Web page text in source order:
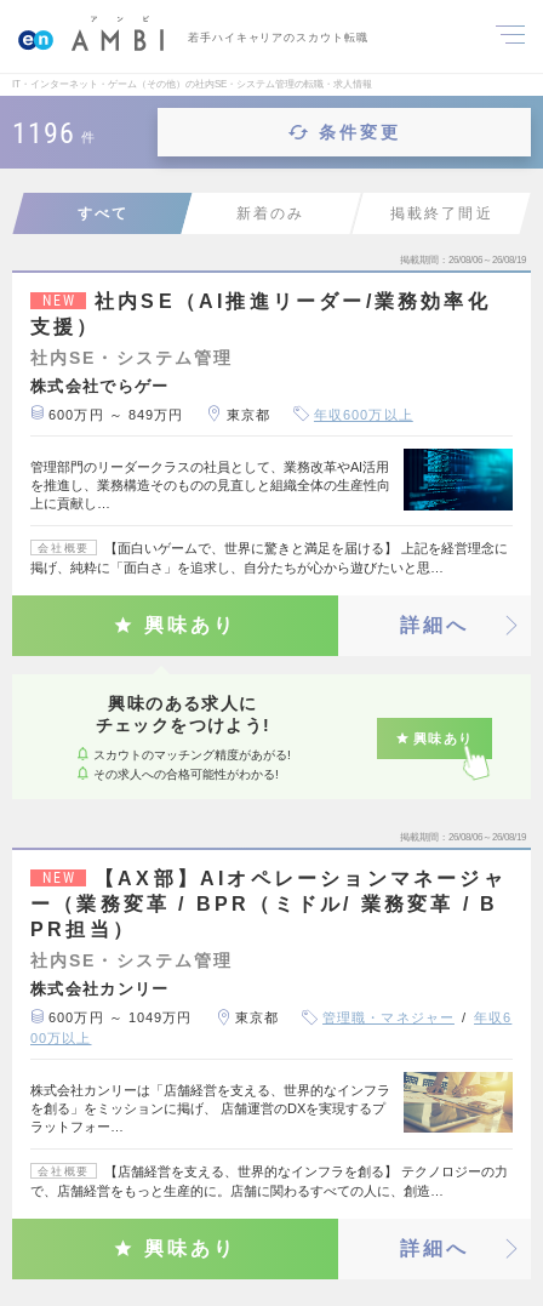
若手ハイキャリアのスカウト転職
IT・インターネット・ゲーム（その他）の社内SE・システム管理の転職・求人情報
1196 件 条件変更
すべて 新着のみ 掲載終了間近
掲載期間 26/08/06～26/08/19
NEW
社内SE（AI推進リーダー/業務効率化
支援）
社内SE・システム管理
株式会社でらゲー
600万円 ～ 849万円 東京都 年収600万以上
管理部門のリーダークラスの社員として、業務改革やAI活用
を推進し、業務構造そのものの見直しと組織全体の生産性向
上に貢献し…
会社概要
【面白いゲームで、世界に驚きと満足を届ける】 上記を経営理念に
掲げ、純粋に「面白さ」を追求し、自分たちが心から遊びたいと思…
興味あり 詳細へ
興味のある求人に
チェックをつけよう!
スカウトのマッチング精度があがる!
その求人への合格可能性がわかる!
興味あり
掲載期間 26/08/06～26/08/19
NEW
【AX部】AIオペレーションマネージャ
ー（業務変革 / BPR（ミドル/ 業務変革 / B
PR担当）
社内SE・システム管理
株式会社カンリー
600万円 ～ 1049万円 東京都 管理職・マネジャー
年収6
00万以上
株式会社カンリーは「店舗経営を支える、世界的なインフラ
を創る」をミッションに掲げ、 店舗運営のDXを実現するプ
ラットフォー…
会社概要
【店舗経営を支える、世界的なインフラを創る】 テクノロジーの力
で、店舗経営をもっと生産的に。店舗に関わるすべての人に、創造…
興味あり 詳細へ